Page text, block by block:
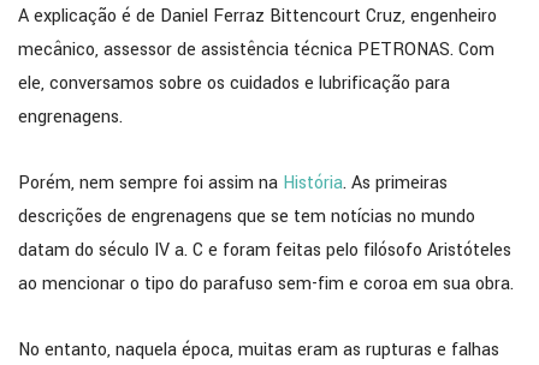
A explicação é de Daniel Ferraz Bittencourt Cruz, engenheiro
mecânico, assessor de assistência técnica PETRONAS. Com
ele, conversamos sobre os cuidados e lubrificação para
engrenagens.
Porém, nem sempre foi assim na História. As primeiras
descrições de engrenagens que se tem notícias no mundo
datam do século IV a. C e foram feitas pelo filósofo Aristóteles
ao mencionar o tipo do parafuso sem-fim e coroa em sua obra.
No entanto, naquela época, muitas eram as rupturas e falhas